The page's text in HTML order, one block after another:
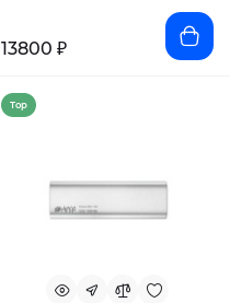
13800 ₽
Top